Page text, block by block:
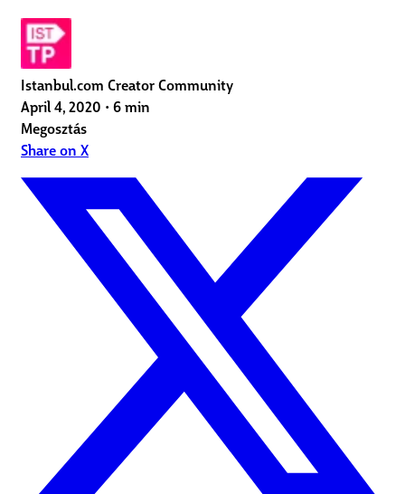
Istanbul.com Creator Community
April 4, 2020 • 6 min
Megosztás
Share on X